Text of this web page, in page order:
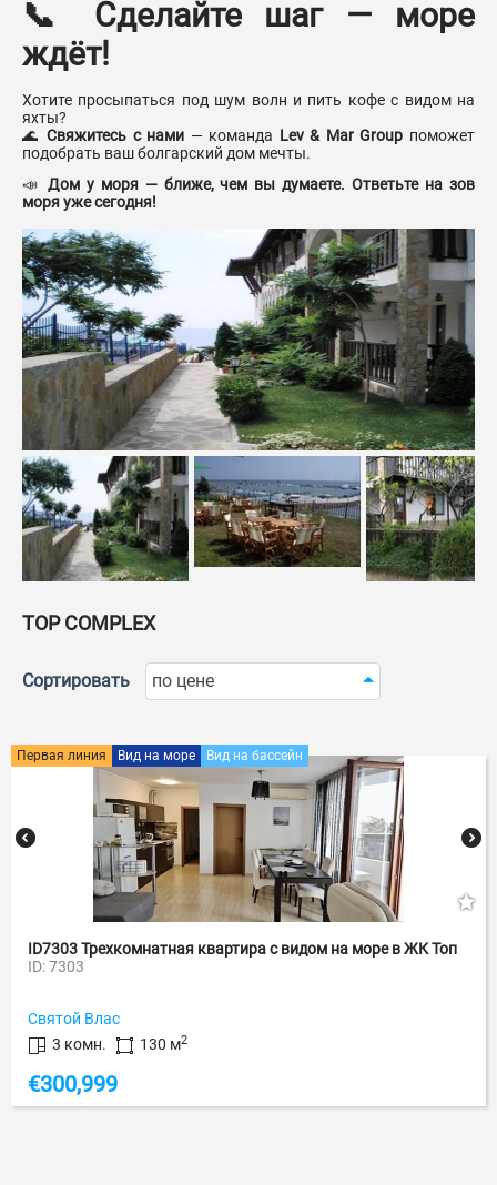
📞 Сделайте шаг — море
ждёт!
Хотите просыпаться под шум волн и пить кофе с видом на
яхты?
🌊Свяжитесь с нами — команда Lev & Mar Group поможет
подобрать ваш болгарский дом мечты.
📣 Дом у моря — ближе, чем вы думаете. Ответьте на зов
моря уже сегодня!
TOP COMPLEX
Сортировать по цене
Первая линия Вид на море Вид на бассейн
ID7303 Трехкомнатная квартира с видом на море в ЖК Топ
ID: 7303
Святой Влас
3 комн.
130 м2
€300,999